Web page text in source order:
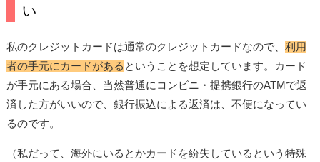
い
私のクレジットカードは通常のクレジットカードなので、利用
者の手元にカードがある ということを想定しています。カード
が手元にある場合、当然普通にコンビニ・提携銀行のATMで返
済した方がいいので、銀行振込による返済は、不便になってい
るのです。
（私だって、海外にいるとかカードを紛失しているという特殊